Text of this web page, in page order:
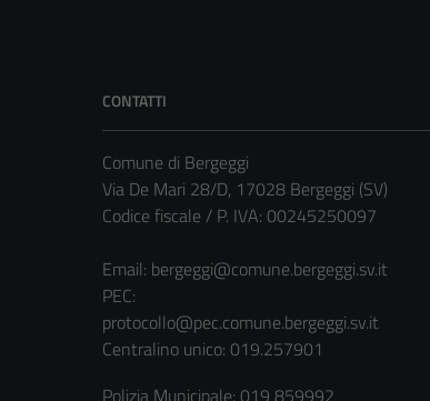
CONTATTI
Comune di Bergeggi
Via De Mari 28/D, 17028 Bergeggi (SV)
Codice fiscale / P. IVA: 00245250097
Email: bergeggi@comune.bergeggi.sv.it
PEC:
protocollo@pec.comune.bergeggi.sv.it
Centralino unico: 019.257901